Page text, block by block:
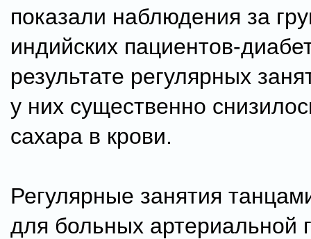
показали наблюдения за
индийских пациентов-
результате регулярных
у них существенно
сахара в крови.
Регулярные занятия
для больных артериальной